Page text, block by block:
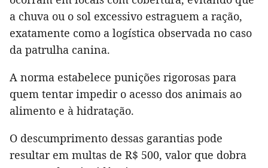
a chuva ou o sol excessivo estraguem a ração,
exatamente como a logística observada no caso
da patrulha canina.
A norma estabelece punições rigorosas para
quem tentar impedir o acesso dos animais ao
alimento e à hidratação.
O descumprimento dessas garantias pode
resultar em multas de R$ 500, valor que dobra